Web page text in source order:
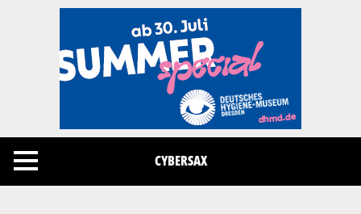
CYBERSAX
Cookies management panel